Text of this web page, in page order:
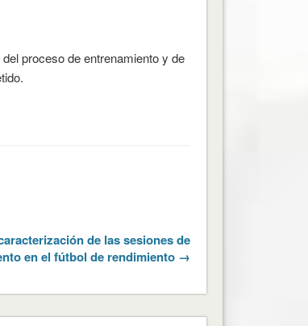
proceso de entrenamiento y de
de las sesiones de
en el fútbol de rendimiento →